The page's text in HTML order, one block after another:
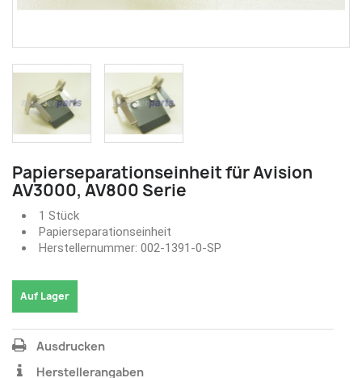
Papierseparationseinheit für Avision
AV3000, AV800 Serie
1 Stück
Papierseparationseinheit
Herstellernummer: 002-1391-0-SP
Auf Lager
Ausdrucken
Herstellerangaben